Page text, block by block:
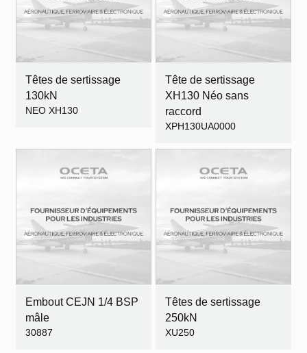
Têtes de sertissage
130kN
NEO XH130
Tête de sertissage
XH130 Néo sans
raccord
XPH130UA0000
Embout CEJN 1/4 BSP
mâle
30887
Têtes de sertissage
250kN
XU250